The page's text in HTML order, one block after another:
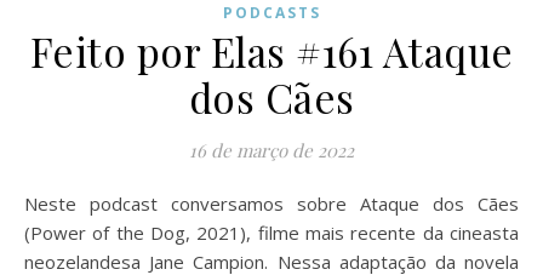
PODCASTS
Feito por Elas #161 Ataque
dos Cães
16 de março de 2022
Neste podcast conversamos sobre Ataque dos Cães
(Power of the Dog, 2021), filme mais recente da cineasta
neozelandesa Jane Campion. Nessa adaptação da novela